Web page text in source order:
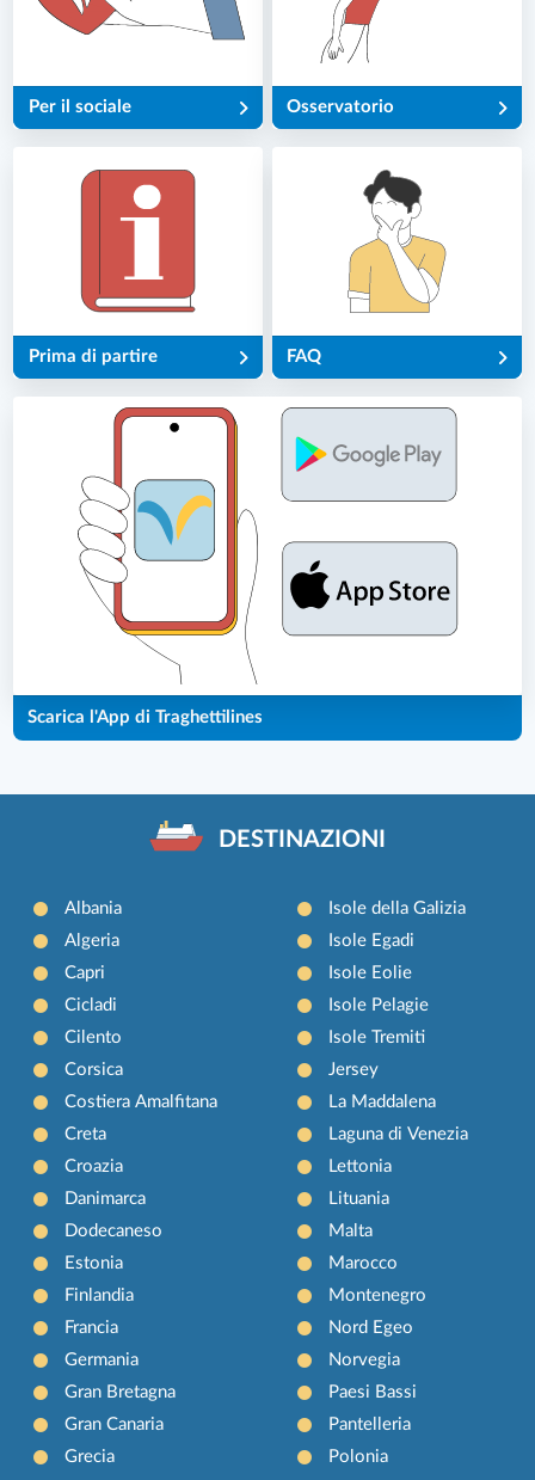
Per il sociale Osservatorio
Prima di partire FAQ
Scarica l'App di Traghettilines
DESTINAZIONI
Albania
Algeria
Capri
Cicladi
Cilento
Corsica
Costiera Amalfitana
Creta
Croazia
Danimarca
Dodecaneso
Estonia
Finlandia
Francia
Germania
Gran Bretagna
Gran Canaria
Grecia
Isole della Galizia
Isole Egadi
Isole Eolie
Isole Pelagie
Isole Tremiti
Jersey
La Maddalena
Laguna di Venezia
Lettonia
Lituania
Malta
Marocco
Montenegro
Nord Egeo
Norvegia
Paesi Bassi
Pantelleria
Polonia